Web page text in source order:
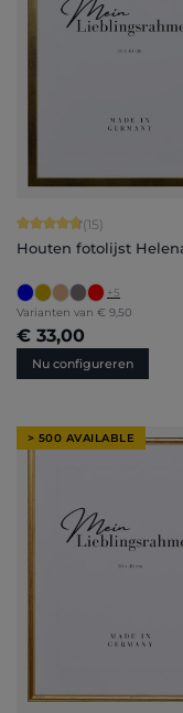
Gemiddelde waardering
(15)
Houten fotolijst
+5
Varianten van € 9,50
€ 33,00
Nu configureren
> 500 AVAILABLE